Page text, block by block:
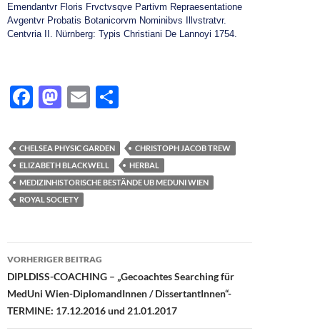
Emendantvr Floris Frvctvsqve Partivm Repraesentatione
Avgentvr Probatis Botanicorvm Nominibvs Illvstratvr.
Centvria II. Nürnberg: Typis Christiani De Lannoyi 1754.
F
e
b
o
o
M
to
d
o
n
E
ail le
n
CHELSEA PHYSIC GARDEN
CHRISTOPH JACOB TREW
ELIZABETH BLACKWELL
HERBAL
MEDIZINHISTORISCHE BESTÄNDE UB MEDUNI WIEN
ROYAL SOCIETY
Beitragsnavigation
VORHERIGER BEITRAG
DIPLDISS-COACHING – „Gecoachtes Searching für
MedUni Wien-DiplomandInnen / DissertantInnen“-
TERMINE: 17.12.2016 und 21.01.2017